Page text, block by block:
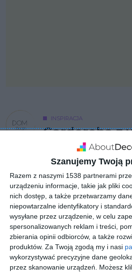
Szanujemy Twoją
Razem z naszymi 1538 partnerami
urządzeniu informacje, takie jak pliki
nich dostęp, a także przetwarzamy
niepowtarzalne identyfikatory i
wysyłane przez urządzenie, w celu
spersonalizowanych reklam i treści,
zbierania opinii odbiorców, a także
produktów. Za Twoją zgodą my i nasi
wykorzystywać precyzyjne dane
przez skanowanie urządzeń. Możesz
INSPIRACJA
Garderoba z
Projekt garderoby z wyspą.
AUTOR:DomiDesign Studio
DODAJ DO ULUBIONYCH
UDOSTĘPNIJ
Pozostałe zdjęcia w projekcie: